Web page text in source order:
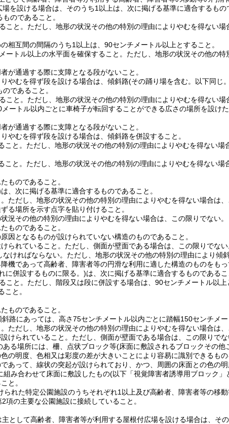
を設ける場合は、そのうち1以上は、次に掲げる基準に適合するもの
のであること。
こと。 ただし、地形の状況その他の特別の理由によりやむを得ない
相互間の間隔のうち1以上は、90センチメートル以上とすること。
トル以上の水平面を確保すること。 ただし、地形の状況その他の
が通過する際に支障となる段がないこと。
やむを得ず段を設ける場合は、傾斜路(その踊り場を含む。以下同じ
であること。
こと。 ただし、地形の状況その他の特別の理由によりやむを得ない
ートル以内ごとに車椅子が転回することができる広さの場所を設け
が通過する際に支障となる段がないこと。
やむを得ず段を設ける場合は、傾斜路を併設すること。
と。 ただし、地形の状況その他の特別の理由によりやむを得ない場
と。 ただし、地形の状況その他の特別の理由によりやむを得ない場
ものであること。
は、次に掲げる基準に適合するものであること。
ただし、地形の状況その他の特別の理由によりやむを得ない場合は、
る場所を示す点字を貼り付けること。
況その他の特別の理由によりやむを得ない場合は、この限りでない。
ものであること。
因となるものが設けられていない構造のものであること。
られていること。 ただし、側面が壁面である場合は、この限りでない
ければならない。 ただし、地形の状況その他の特別の理由により傾
機であって高齢者、障害者等の円滑な利用に適した構造のものをもっ
に併設するものに限る。)は、次に掲げる基準に適合するものであるこ
こと。 ただし、階段又は段に併設する場合は、90センチメートル以上
と。
ものであること。
路にあっては、高さ75センチメートル以内ごとに踏幅150センチメ
ただし、地形の状況その他の特別の理由によりやむを得ない場合は、
けられていること。 ただし、側面が壁面である場合は、この限りでな
る場所には、柵、点状ブロック等(床面に敷設されるブロックその
の明度、色相又は彩度の差が大きいことにより容易に識別できるも
あって、線状の突起が設けられており、かつ、周囲の床面との色の
組み合わせて床面に敷設したもの(以下「視覚障害者誘導用ブロック」
と。
られた特定公園施設のうちそれぞれ1以上及び高齢者、障害者等の移
項の主要な公園施設に接続していること。
として高齢者、障害者等が利用する屋根付広場を設ける場合は、そ